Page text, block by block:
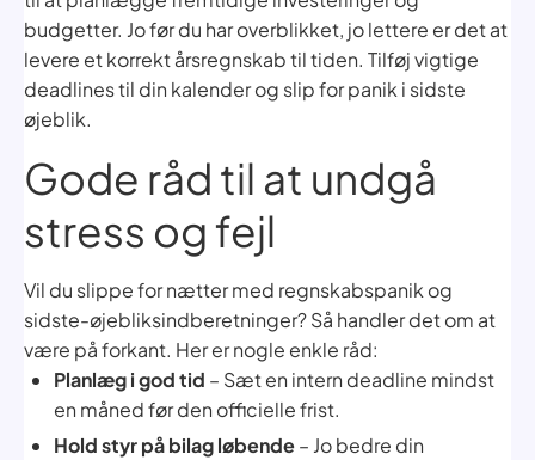
budgetter. Jo før du har overblikket, jo lettere er det at
levere et korrekt årsregnskab til tiden. Tilføj vigtige
deadlines til din kalender og slip for panik i sidste
øjeblik.
Gode råd til at undgå
stress og fejl
Vil du slippe for nætter med regnskabspanik og
sidste-øjebliksindberetninger? Så handler det om at
være på forkant. Her er nogle enkle råd:
Planlæg i god tid – Sæt en intern deadline mindst
en måned før den officielle frist.
Hold styr på bilag løbende– Jo bedre din